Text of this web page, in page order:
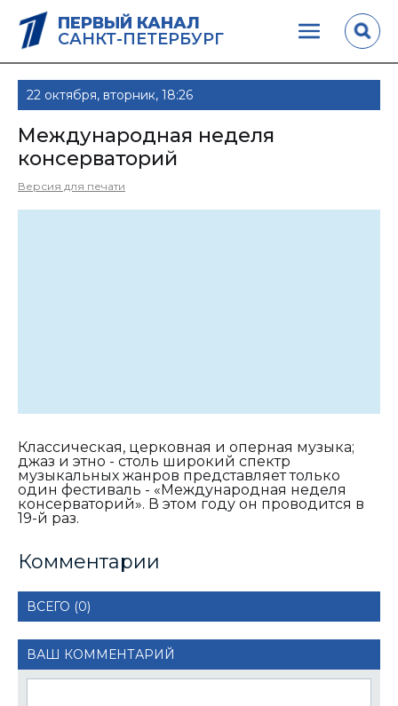
ПЕРВЫЙ КАНАЛ
САНКТ-ПЕТЕРБУРГ
22 октября, вторник, 18:26
Международная неделя
консерваторий
Версия для печати
Классическая, церковная и оперная музыка;
джаз и этно - столь широкий спектр
музыкальных жанров представляет только
один фестиваль - «Международная неделя
консерваторий». В этом году он проводится в
19-й раз.
Комментарии
ВСЕГО (0)
ВАШ КОММЕНТАРИЙ